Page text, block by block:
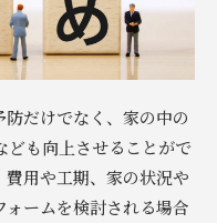
だけでなく、家の中の
ども向上させることがで
用や工期、家の状況や
ームを検討される場合